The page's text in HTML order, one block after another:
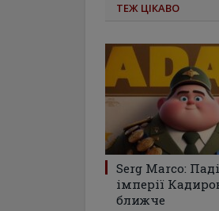
ТЕЖ ЦІКАВО
Serg Marco:
імперії
ближче